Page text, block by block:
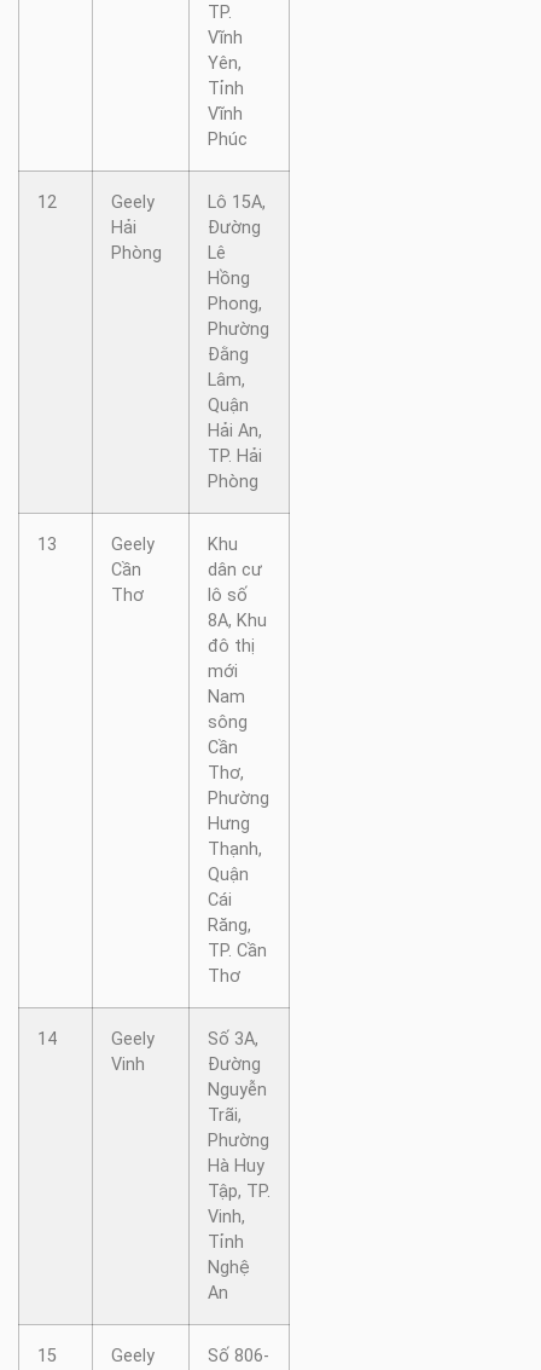
TP.
Vĩnh
Yên,
Tỉnh
Vĩnh
Phúc
12
Geely
Hải
Phòng
Lô 15A,
Đường
Lê
Hồng
Phong,
Phường
Đằng
Lâm,
Quận
Hải An,
TP. Hải
Phòng
13
Geely
Cần
Thơ
Khu
dân cư
lô số
8A, Khu
đô thị
mới
Nam
sông
Cần
Thơ,
Phường
Hưng
Thạnh,
Quận
Cái
Răng,
TP. Cần
Thơ
14
Geely
Vinh
Số 3A,
Đường
Nguyễn
Trãi,
Phường
Hà Huy
Tập, TP.
Vinh,
Tỉnh
Nghệ
An
15 Geely Số 806-